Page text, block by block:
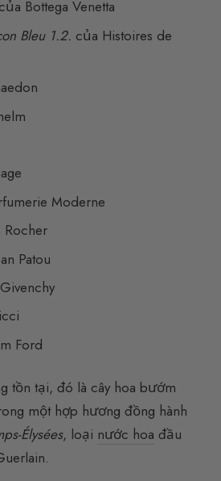
Bottega Venetta
Bleu 1.2. của Histoires de
Moderne
Rocher
Patou
Ford
tồn tại, đó là cây hoa bướm
một hợp hương đồng hành
Élysées, loại nước hoa đầu